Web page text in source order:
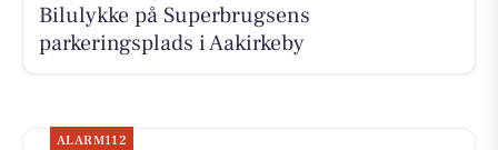
Bilulykke på Superbrugsens
parkeringsplads i Aakirkeby
ALARM112